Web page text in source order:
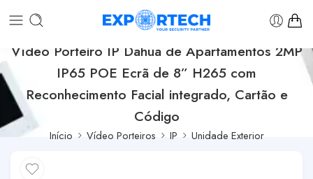
Vídeo Porteiro IP Dahua de Apartamentos 2MP
IP65 POE Ecrã de 8” H265 com
Reconhecimento Facial integrado, Cartão e
Código
Início Vídeo Porteiros IP Unidade Exterior